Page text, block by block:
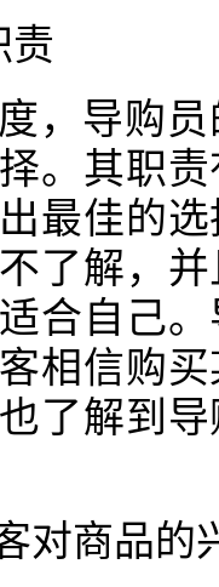
责
，导购
。其职
最佳的
了解，
合自己
相信购
了解到
对商品的